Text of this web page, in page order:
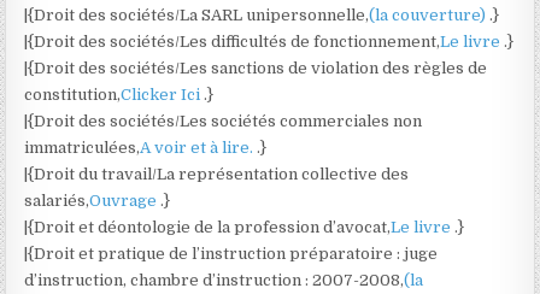
|{Droit des sociétés/La SARL unipersonnelle,(la couverture).}
|{Droit des sociétés/Les difficultés de fonctionnement,Le livre.}
|{Droit des sociétés/Les sanctions de violation des règles de
constitution,Clicker Ici.}
|{Droit des sociétés/Les sociétés commerciales non
immatriculées,A voir et à lire..}
|{Droit du travail/La représentation collective des
salariés,Ouvrage.}
|{Droit et déontologie de la profession d’avocat,Le livre.}
|{Droit et pratique de l’instruction préparatoire : juge
d’instruction, chambre d’instruction : 2007-2008,(la